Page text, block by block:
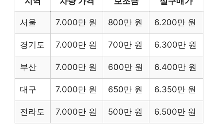
서울 7.000만 원 800만 원 6.200만 원
경기도 7.000만 원 700만 원 6.300만 원
부산 7.000만 원 600만 원 6.400만 원
대구 7.000만 원 650만 원 6.350만 원
전라도 7.000만 원 500만 원 6.500만 원